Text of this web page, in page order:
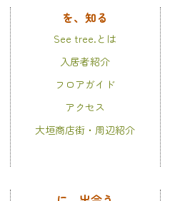
を、知る
See tree.とは
入居者紹介
フロアガイド
アクセス
大垣商店街・周辺紹介